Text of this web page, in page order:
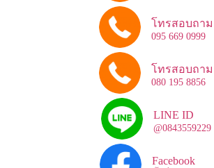
โทรสอบถาม
095 669 0999
โทรสอบถาม
080 195 8856
LINE ID
@0843559229
Facebook